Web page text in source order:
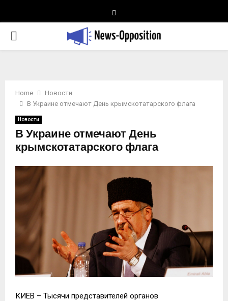
PRIMARY
Home
Новости
В Украине отмечают День крымскотатарского флага
Новости
В Украине отмечают День
крымскотатарского флага
КИЕВ – Тысячи представителей органов